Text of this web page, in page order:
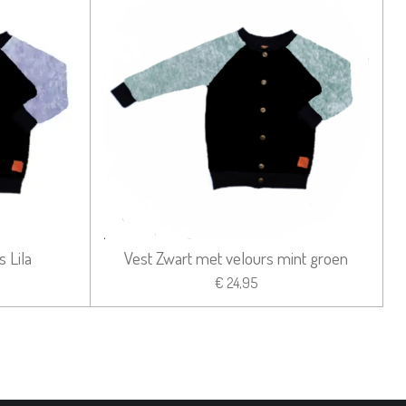
Lila Vest Zwart met velours mint groen
€ 24,95